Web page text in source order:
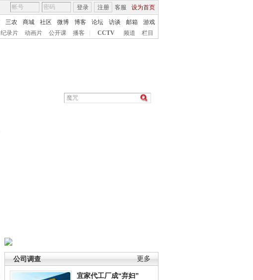
客服 设为首页
登录 注册
三农 商城 社区 微博 博客 论坛 访谈 邮箱
游戏
纪录片 动画片 公开课 播客 CCTV 频道 栏目
更多
公司调查
宜家代工厂成“弃妇”